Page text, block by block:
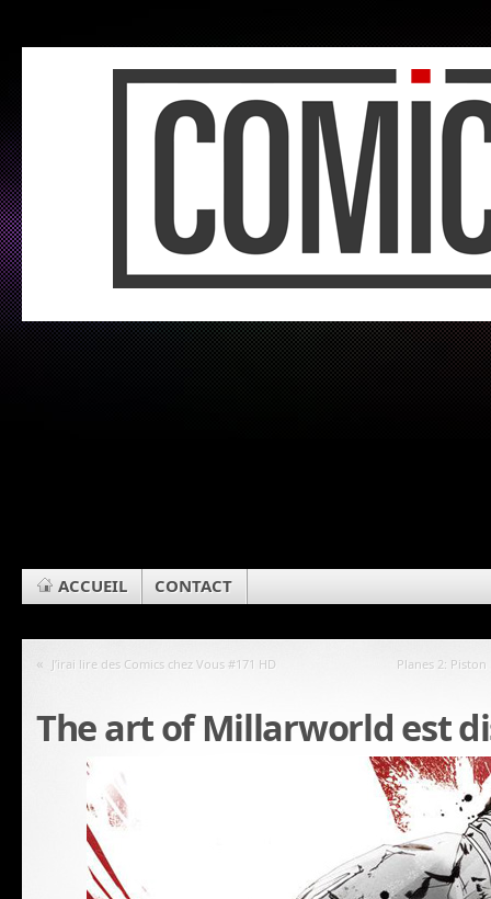
ACCUEIL CONTACT
« J’irai lire des Comics chez Vous #171 HD Planes 2:
The art of Millarworld est